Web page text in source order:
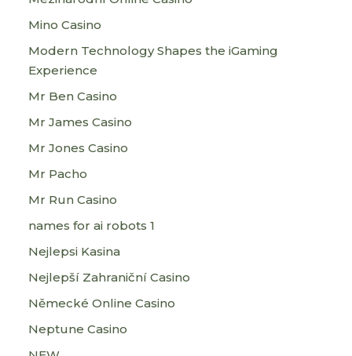
Mino Casino
Modern Technology Shapes the iGaming
Experience
Mr Ben Casino
Mr James Casino
Mr Jones Casino
Mr Pacho
Mr Run Casino
names for ai robots 1
Nejlepsi Kasina
Nejlepší Zahraniční Casino
Německé Online Casino
Neptune Casino